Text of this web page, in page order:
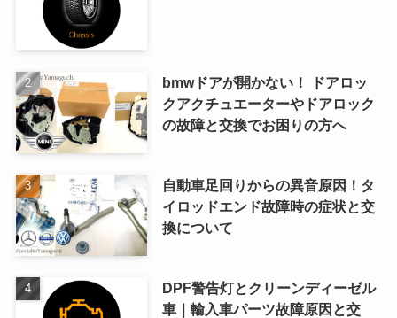
bmwドアが開かない！ ドアロッ
クアクチュエーターやドアロック
の故障と交換でお困りの方へ
自動車足回りからの異音原因！タ
イロッドエンド故障時の症状と交
換について
DPF警告灯とクリーンディーゼル
車｜輸入車パーツ故障原因と交